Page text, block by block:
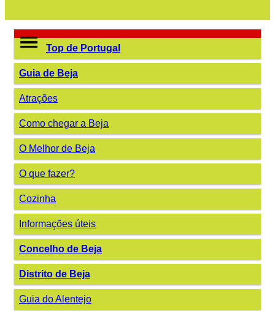
Top de Portugal
Guia de Beja
Atrações
Como chegar a Beja
O Melhor de Beja
O que fazer?
Cozinha
Informações úteis
Concelho de Beja
Distrito de Beja
Guia do Alentejo